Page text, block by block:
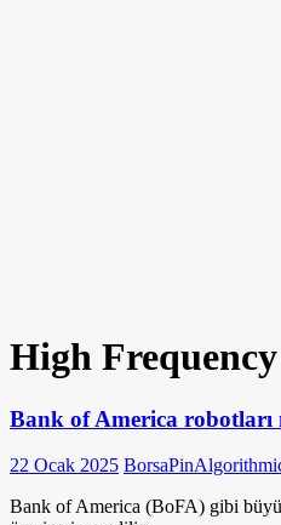
High
Bank of America robotları
22 Ocak 2025 BorsaPin
Bank of America (BoFA) gibi